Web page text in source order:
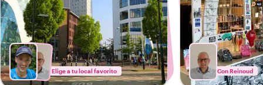
Elige a tu local favorito Con Reinoud